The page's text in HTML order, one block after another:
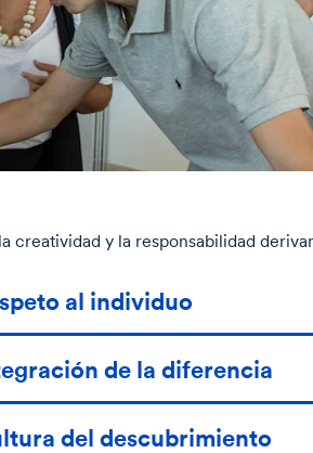
creatividad y la responsabilidad
al individuo
de la diferencia
del descubrimiento